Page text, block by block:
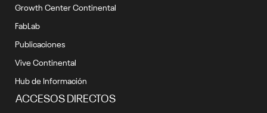
Growth Center Continental
FabLab
Publicaciones
Vive Continental
Hub de Información
ACCESOS DIRECTOS